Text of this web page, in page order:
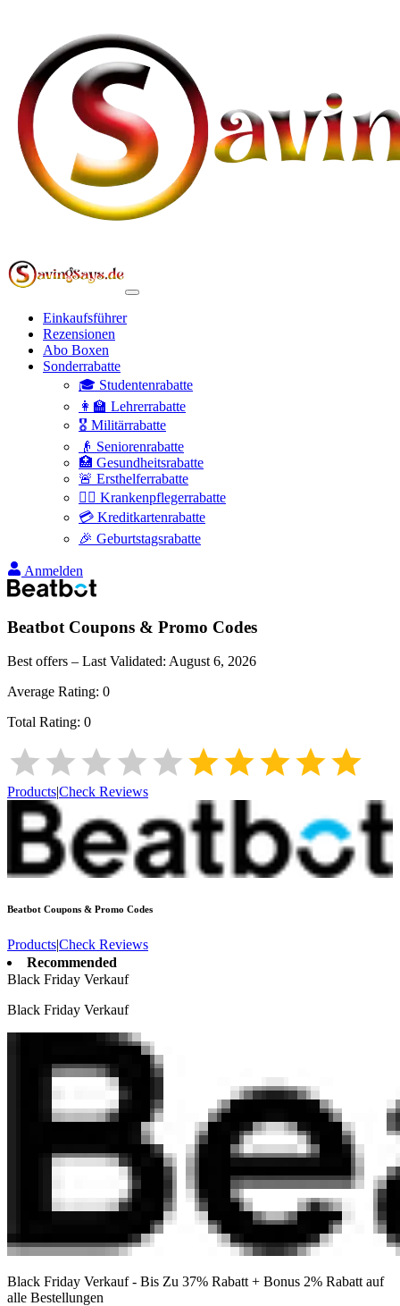
Einkaufsführer
Rezensionen
Abo Boxen
Sonderrabatte
🎓 Studentenrabatte
👩‍🏫 Lehrerrabatte
🎖️ Militärrabatte
👴 Seniorenrabatte
🏥 Gesundheitsrabatte
🚨 Ersthelferrabatte
👩‍⚕️ Krankenpflegerrabatte
💳 Kreditkartenrabatte
🎉 Geburtstagsrabatte
Anmelden
Beatbot Coupons & Promo Codes
Best offers – Last Validated: August 6, 2026
Average Rating: 0
Total Rating: 0
Products|Check Reviews
Beatbot Coupons & Promo Codes
Products|Check Reviews
Recommended
Black Friday Verkauf
Black Friday Verkauf
Black Friday Verkauf - Bis Zu 37% Rabatt + Bonus 2% Rabatt auf
alle Bestellungen